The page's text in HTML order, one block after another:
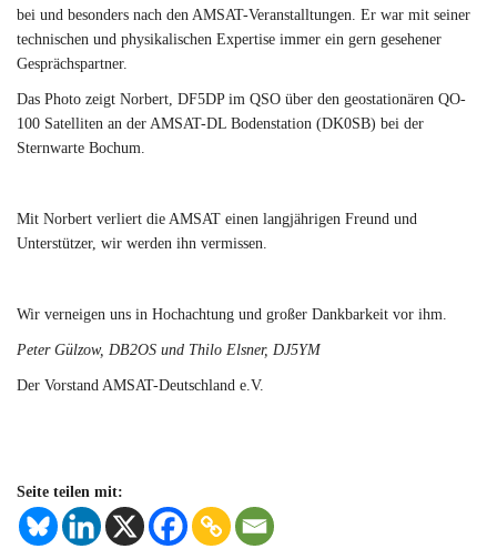
bei und besonders nach den AMSAT-Veranstalltungen. Er war mit seiner
technischen und physikalischen Expertise immer ein gern gesehener
Gesprächspartner.
Das Photo zeigt Norbert, DF5DP im QSO über den geostationären QO-
100 Satelliten an der AMSAT-DL Bodenstation (DK0SB) bei der
Sternwarte Bochum.
Mit Norbert verliert die AMSAT einen langjährigen Freund und
Unterstützer, wir werden ihn vermissen.
Wir verneigen uns in Hochachtung und großer Dankbarkeit vor ihm.
Peter Gülzow, DB2OS und Thilo Elsner, DJ5YM
Der Vorstand AMSAT-Deutschland e.V.
Seite teilen mit: